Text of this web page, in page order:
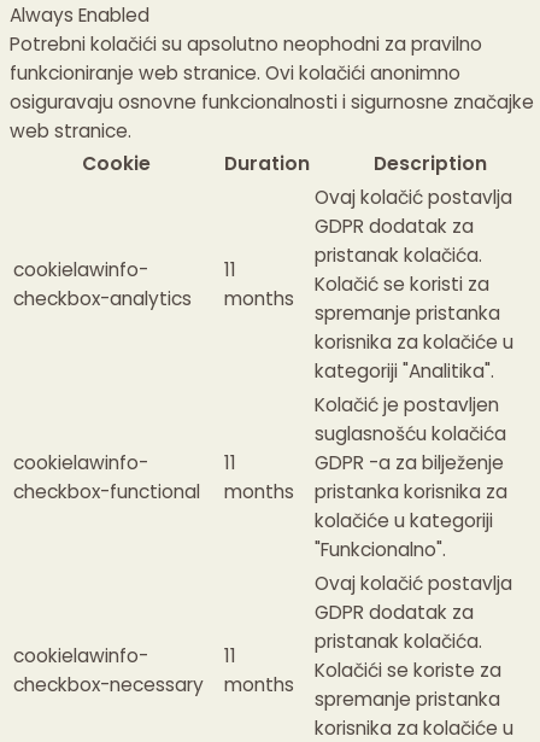
Always Enabled
Potrebni kolačići su apsolutno neophodni za pravilno
funkcioniranje web stranice. Ovi kolačići anonimno
osiguravaju osnovne funkcionalnosti i sigurnosne značajke
web stranice.
Cookie
Duration Description
cookielawinfo-
checkbox-analytics
11
months
Ovaj kolačić postavlja
GDPR dodatak za
pristanak kolačića.
Kolačić se koristi za
spremanje pristanka
korisnika za kolačiće u
kategoriji "Analitika".
cookielawinfo-
checkbox-functional
11
months
Kolačić je postavljen
suglasnošću kolačića
GDPR -a za bilježenje
pristanka korisnika za
kolačiće u kategoriji
"Funkcionalno".
cookielawinfo-
checkbox-necessary
11
months
Ovaj kolačić postavlja
GDPR dodatak za
pristanak kolačića.
Kolačići se koriste za
spremanje pristanka
korisnika za kolačiće u